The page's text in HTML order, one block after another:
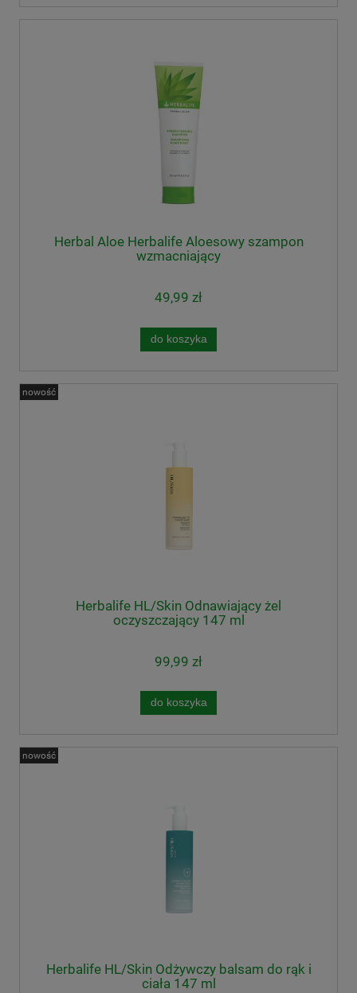
Herbal Aloe Herbalife Aloesowy szampon
wzmacniający
49,99 zł
do koszyka
Herbalife HL/Skin Odnawiający żel
oczyszczający 147 ml
99,99 zł
do koszyka
nowość
Herbalife HL/Skin Odżywczy balsam do rąk i
ciała 147 ml
nowość